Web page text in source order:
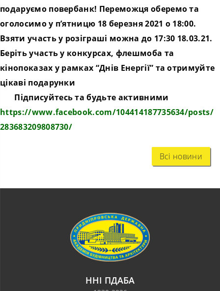
подаруємо повербанк! Переможця оберемо та
оголосимо у п’ятницю 18 березня 2021 о 18:00.
Взяти участь у розіграші можна до 17:30 18.03.21.
Беріть участь у конкурсах, флешмоба та
кінопоказах у рамках “Днів Енергії” та отримуйте
цікаві подарунки
Підписуйтесь та будьте активними
https://www.facebook.com/104414187735634/posts/
283683209808730/
Всі новини
ННІ ПДАБА